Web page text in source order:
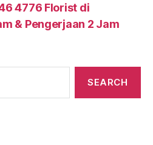
4776 Florist di
& Pengerjaan 2 Jam